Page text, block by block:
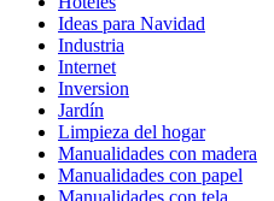
Ideas para Navidad
Industria
Internet
Inversion
Jardín
Limpieza del hogar
Manualidades con madera
Manualidades con papel
Manualidades con tela